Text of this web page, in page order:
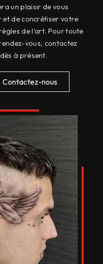
un plaisir de vous
et de concrétiser votre
de l'art. Pour toute
vous, contactez
à présent.
Contactez-nous